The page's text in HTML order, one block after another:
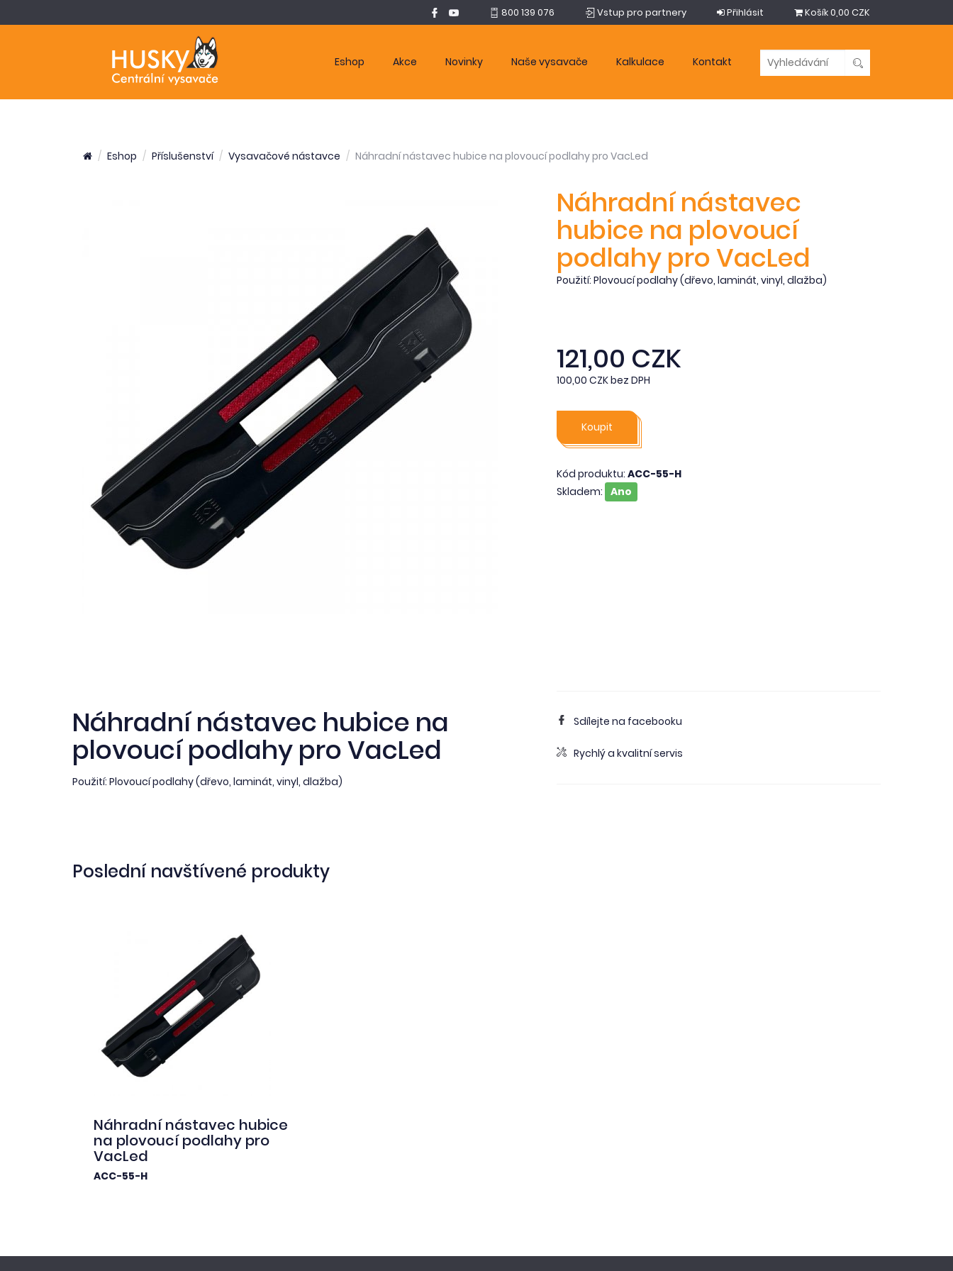
800 139 076 Vstup pro partnery Přihlásit Košík0,00 CZK
Eshop Akce Novinky Naše vysavače Kalkulace Kontakt
Eshop Příslušenství Vysavačové nástavce Náhradní nástavec hubice na plovoucí podlahy pro VacLed
Náhradní nástavec
hubice na plovoucí
podlahy pro VacLed
Použití: Plovoucí podlahy (dřevo, laminát, vinyl, dlažba)
121,00 CZK
100,00 CZK bez DPH
Koupit
Kód produktu: ACC-55-H
Skladem: Ano
Náhradní nástavec hubice na
plovoucí podlahy pro VacLed
Použití: Plovoucí podlahy (dřevo, laminát, vinyl, dlažba)
Sdílejte na facebooku
Rychlý a kvalitní servis
Poslední navštívené produkty
Náhradní nástavec hubice
na plovoucí podlahy pro
VacLed
ACC-55-H